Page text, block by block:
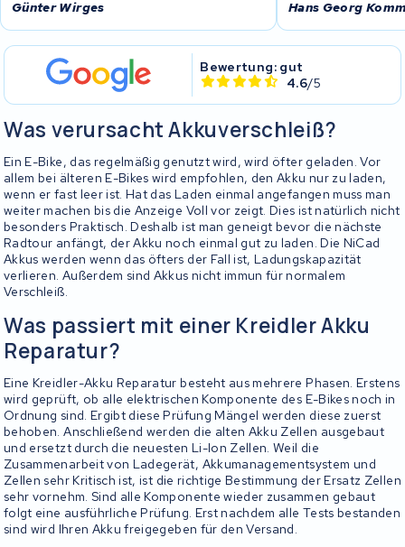
Günter Wirges Hans Georg
Bewertung: gut
4.6/5
Was verursacht Akkuverschleiß?
Ein E-Bike, das regelmäßig genutzt wird, wird öfter geladen. Vor
allem bei älteren E-Bikes wird empfohlen, den Akku nur zu laden,
wenn er fast leer ist. Hat das Laden einmal angefangen muss man
weiter machen bis die Anzeige Voll vor zeigt. Dies ist natürlich nicht
besonders Praktisch. Deshalb ist man geneigt bevor die nächste
Radtour anfängt, der Akku noch einmal gut zu laden. Die NiCad
Akkus werden wenn das öfters der Fall ist, Ladungskapazität
verlieren. Außerdem sind Akkus nicht immun für normalem
Verschleiß.
Was passiert mit einer Kreidler Akku
Reparatur?
Eine Kreidler-Akku Reparatur besteht aus mehrere Phasen. Erstens
wird geprüft, ob alle elektrischen Komponente des E-Bikes noch in
Ordnung sind. Ergibt diese Prüfung Mängel werden diese zuerst
behoben. Anschließend werden die alten Akku Zellen ausgebaut
und ersetzt durch die neuesten Li-Ion Zellen. Weil die
Zusammenarbeit von Ladegerät, Akkumanagementsystem und
Zellen sehr Kritisch ist, ist die richtige Bestimmung der Ersatz Zellen
sehr vornehm. Sind alle Komponente wieder zusammen gebaut
folgt eine ausführliche Prüfung. Erst nachdem alle Tests bestanden
sind wird Ihren Akku freigegeben für den Versand.